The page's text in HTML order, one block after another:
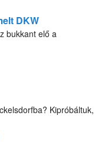
DKW
bukkant elő a
Kipróbáltuk,